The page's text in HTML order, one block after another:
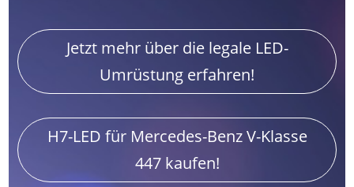
Jetzt mehr über die legale LED-
Umrüstung erfahren!
H7-LED für Mercedes-Benz V-Klasse
447 kaufen!